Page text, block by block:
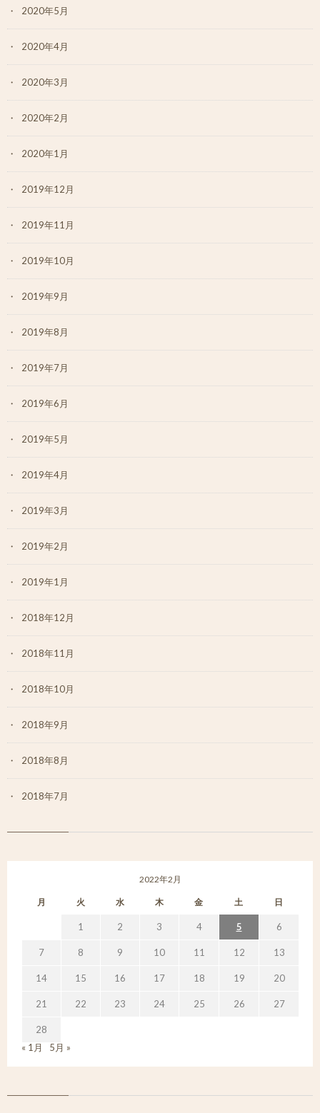
2020年5月
2020年4月
2020年3月
2020年2月
2020年1月
2019年12月
2019年11月
2019年10月
2019年9月
2019年8月
2019年7月
2019年6月
2019年5月
2019年4月
2019年3月
2019年2月
2019年1月
2018年12月
2018年11月
2018年10月
2018年9月
2018年8月
2018年7月
2022年2月
月 火 水 木 金 土 日
1 2 3 4 5 6
7 8 9 10 11 12 13
14 15 16 17 18 19 20
21 22 23 24 25 26 27
28
« 1月
5月 »